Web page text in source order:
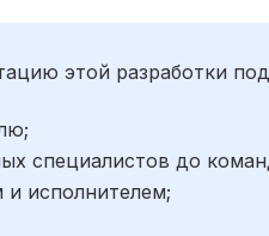
этой разработки
специалистов до
исполнителем;